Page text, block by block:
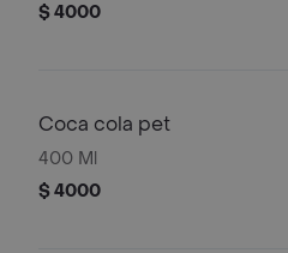
$ 4000
Coca cola pet
400 Ml
$ 4000